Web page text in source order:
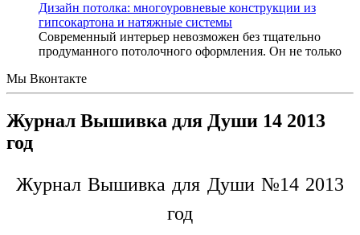
Дизайн потолка: многоуровневые конструкции из
гипсокартона и натяжные системы
Современный интерьер невозможен без тщательно
продуманного потолочного оформления. Он не только
Мы Вконтакте
Журнал Вышивка для Души 14 2013
год
Журнал Вышивка для Души №14 2013
год